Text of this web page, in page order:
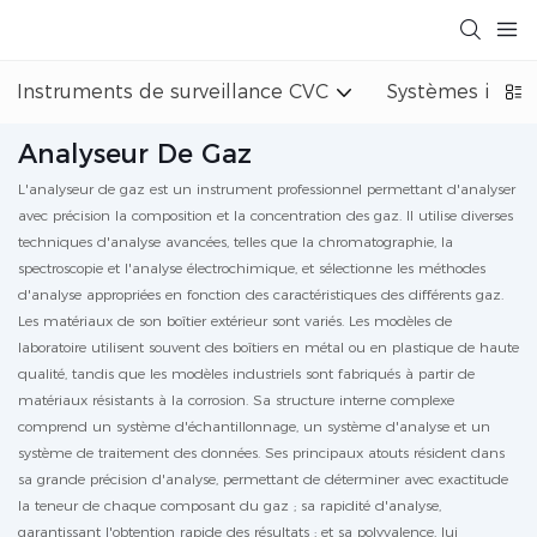
Instruments de surveillance CVC Systèmes
Analyseur De Gaz
L'analyseur de gaz est un instrument professionnel permettant d'analyser
avec précision la composition et la concentration des gaz. Il utilise diverses
techniques d'analyse avancées, telles que la chromatographie, la
spectroscopie et l'analyse électrochimique, et sélectionne les méthodes
d'analyse appropriées en fonction des caractéristiques des différents gaz.
Les matériaux de son boîtier extérieur sont variés. Les modèles de
laboratoire utilisent souvent des boîtiers en métal ou en plastique de haute
qualité, tandis que les modèles industriels sont fabriqués à partir de
matériaux résistants à la corrosion. Sa structure interne complexe
comprend un système d'échantillonnage, un système d'analyse et un
système de traitement des données. Ses principaux atouts résident dans
sa grande précision d'analyse, permettant de déterminer avec exactitude
la teneur de chaque composant du gaz ; sa rapidité d'analyse,
garantissant l'obtention rapide des résultats ; et sa polyvalence, lui